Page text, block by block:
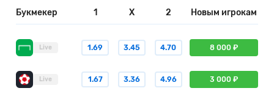
Букмекер 1 X 2 Новым игрокам
Live 1.69 3.45 4.70 8 000 ₽
Live 1.67 3.36 4.96 3 000 ₽